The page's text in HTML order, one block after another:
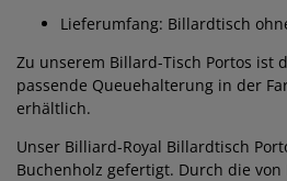
Lieferumfang: Billardtisch
Zu unserem Billard-Tisch Portos ist
passende Queuehalterung in der
erhältlich.
Unser Billiard-Royal Billardtisch
Buchenholz gefertigt. Durch die